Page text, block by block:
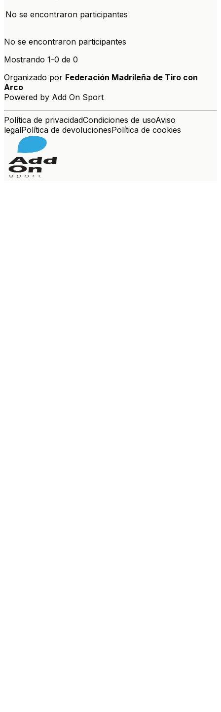
No se encontraron participantes
No se encontraron participantes
Mostrando 1-0 de 0
Organizado por Federación Madrileña de Tiro con
Arco
Powered by Add On Sport
Política de privacidadCondiciones de usoAviso
legalPolítica de devolucionesPolítica de cookies